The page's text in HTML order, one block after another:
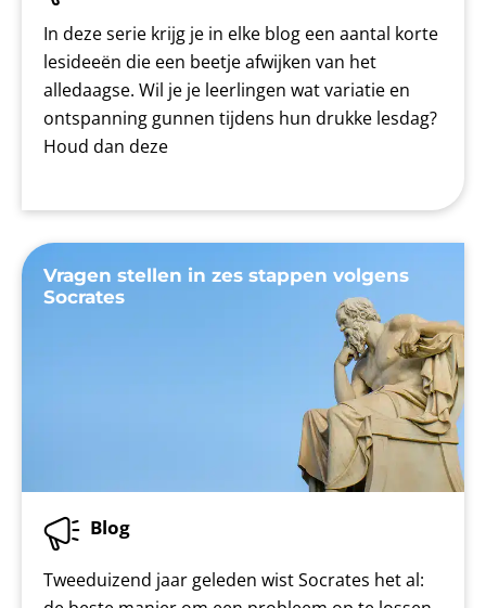
In deze serie krijg je in elke blog een aantal korte
lesideeën die een beetje afwijken van het
alledaagse. Wil je je leerlingen wat variatie en
ontspanning gunnen tijdens hun drukke lesdag?
Houd dan deze
Vragen stellen in zes stappen volgens
Socrates
Blog
Tweeduizend jaar geleden wist Socrates het al: